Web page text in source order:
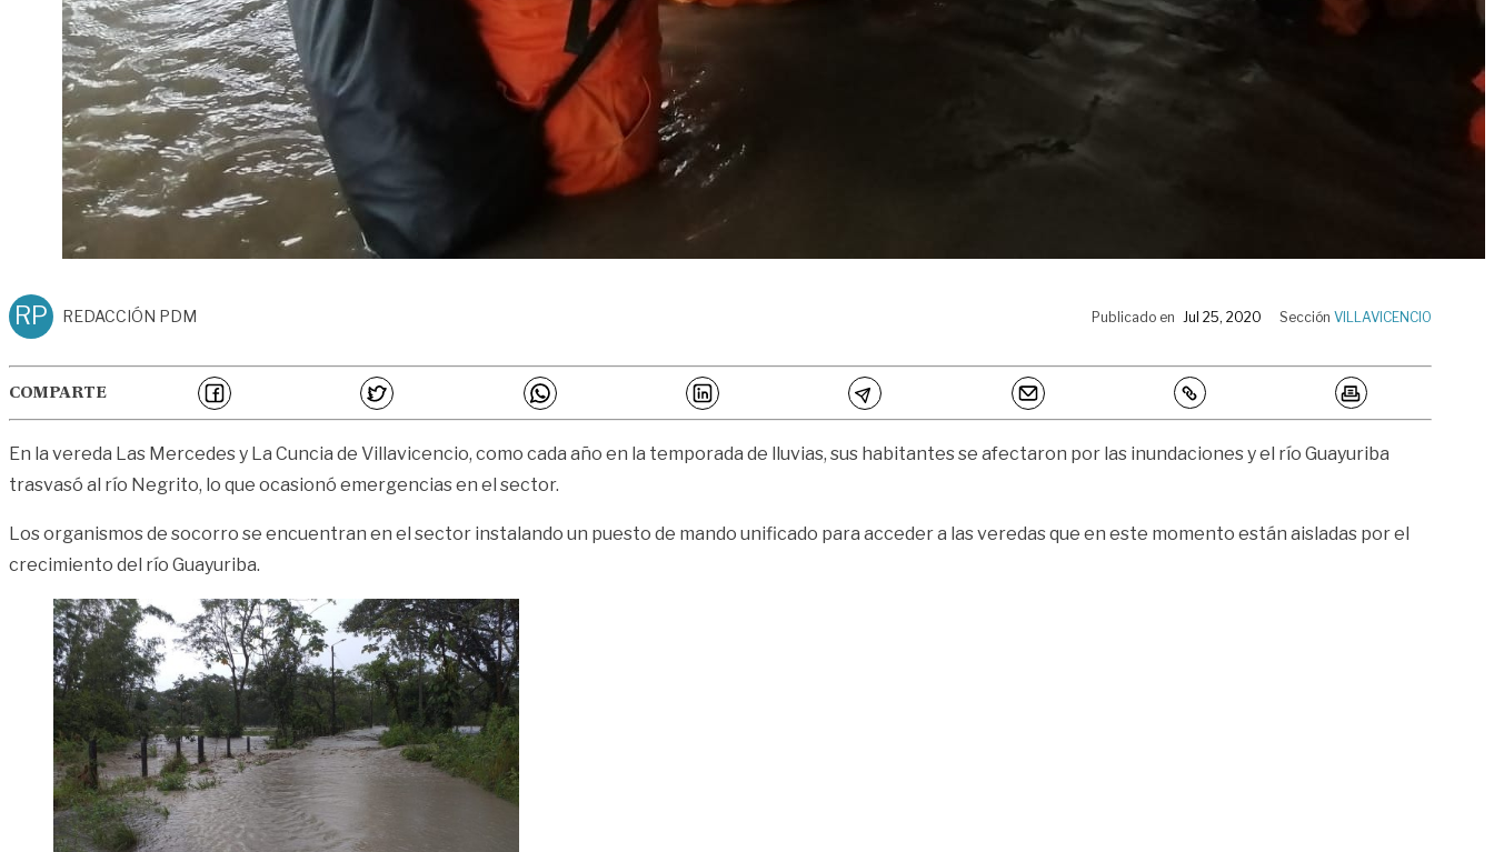
RP REDACCIÓN PDM Publicado en Jul 25, 2020 Sección VILLAVICENCIO
COMPARTE
En la vereda Las Mercedes y La Cuncia de Villavicencio, como cada año en la temporada de lluvias, sus habitantes se afectaron por las inundaciones y el río Guayuriba
trasvasó al río Negrito, lo que ocasionó emergencias en el sector.
Los organismos de socorro se encuentran en el sector instalando un puesto de mando unificado para acceder a las veredas que en este momento están aisladas por el
crecimiento del río Guayuriba.